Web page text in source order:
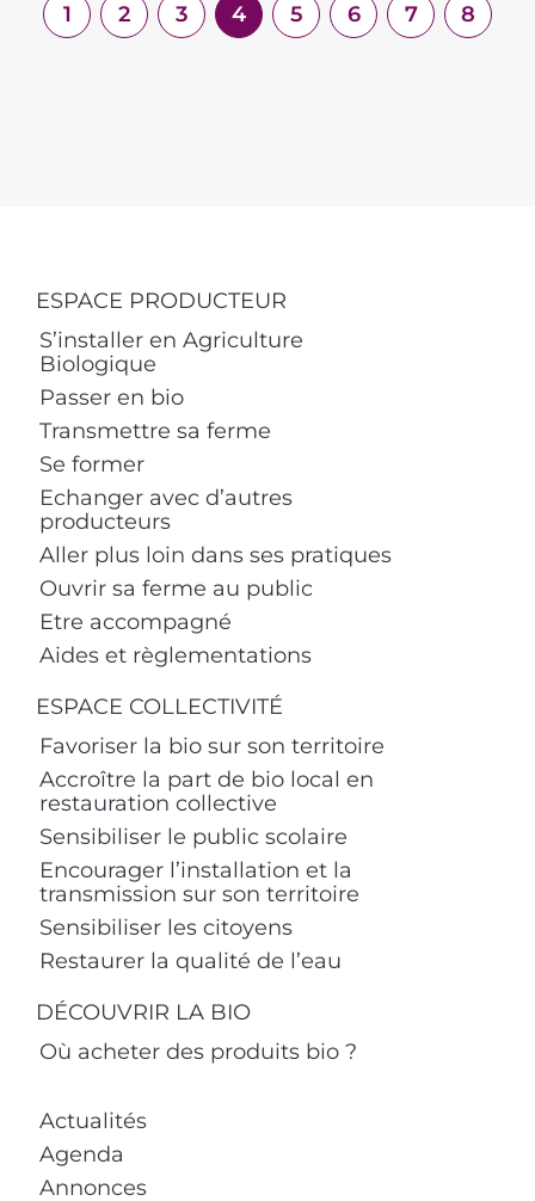
1 2 3 4 5 6 7 8
ESPACE PRODUCTEUR
S’installer en Agriculture
Biologique
Passer en bio
Transmettre sa ferme
Se former
Echanger avec d’autres
producteurs
Aller plus loin dans ses pratiques
Ouvrir sa ferme au public
Etre accompagné
Aides et règlementations
ESPACE COLLECTIVITÉ
Favoriser la bio sur son territoire
Accroître la part de bio local en
restauration collective
Sensibiliser le public scolaire
Encourager l’installation et la
transmission sur son territoire
Sensibiliser les citoyens
Restaurer la qualité de l’eau
DÉCOUVRIR LA BIO
Où acheter des produits bio ?
Actualités
Agenda
Annonces